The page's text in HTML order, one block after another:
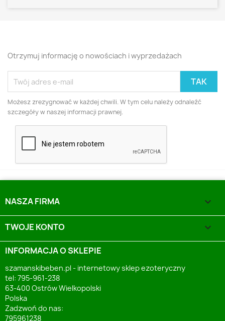
Otrzymuj informację o nowościach i wyprzedażach
Możesz zrezygnować w każdej chwili. W tym celu należy odnaleźć
szczegóły w naszej informacji prawnej.
NASZA FIRMA 
TWOJE KONTO 
INFORMACJA O SKLEPIE
szamanskibeben.pl - internetowy sklep ezoteryczny
tel: 795-961-238
63-400 Ostrów Wielkopolski
Polska
Zadzwoń do nas:
795961238